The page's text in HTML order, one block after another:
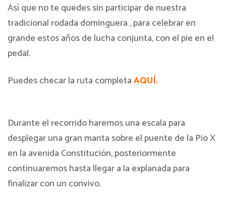
Así que no te quedes sin participar de nuestra
tradicional rodada dominguera , para celebrar en
grande estos años de lucha conjunta, con el pie en el
pedal.
Puedes checar la ruta completaAQUÍ.
Durante el recorrido haremos una escala para
desplegar una gran manta sobre el puente de la Pio X
en la avenida Constitución, posteriormente
continuaremos hasta llegar a la explanada para
finalizar con un convivo.